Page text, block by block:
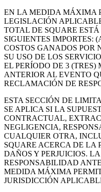
EN LA MEDIDA MÁXIMA
LEGISLACIÓN
TOTAL DE SQUARE
SIGUIENTES IMPORTES:
COSTOS GANADOS POR
SU USO DE LOS
EL PERÍODO DE 3
ANTERIOR AL EVENTO
RECLAMACIÓN DE
ESTA SECCIÓN DE
SE APLICA SI LA
CONTRACTUAL,
NEGLIGENCIA,
CUALQUIER OTRA,
SQUARE ACERCA DE LA
DAÑOS Y PERJUICIOS.
RESPONSABILIDAD
MEDIDA MÁXIMA
JURISDICCIÓN